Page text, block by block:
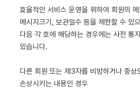
효율적인 서비스 운영을 위하여 회원의
메시지크기, 보관일수 등을 제한할 수 있
다음 각 호에 해당하는 경우에는 사전 통
있습니다.
다른 회원 또는 제3자를 비방하거나 중상
손상시키는 내용인 경우